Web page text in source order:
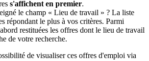
s'affichent en premier.
le champ « Lieu de travail » ? La liste
répondant le plus à vos critères. Parmi
restituées les offres dont le lieu de travail
de votre recherche.
de visualiser ces offres d'emploi via